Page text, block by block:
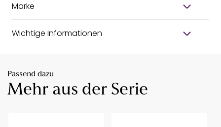
Marke
Wichtige Informationen
Passend dazu
Mehr aus der Serie